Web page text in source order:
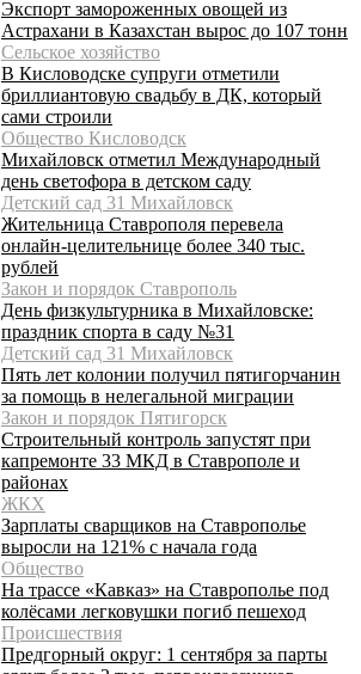
Экспорт замороженных овощей из
Астрахани в Казахстан вырос до 107 тонн
Сельское хозяйство
В Кисловодске супруги отметили
бриллиантовую свадьбу в ДК, который
сами строили
Общество Кисловодск
Михайловск отметил Международный
день светофора в детском саду
Детский сад 31 Михайловск
Жительница Ставрополя перевела
онлайн-целительнице более 340 тыс.
рублей
Закон и порядок Ставрополь
День физкультурника в Михайловске:
праздник спорта в саду №31
Детский сад 31 Михайловск
Пять лет колонии получил пятигорчанин
за помощь в нелегальной миграции
Закон и порядок Пятигорск
Строительный контроль запустят при
капремонте 33 МКД в Ставрополе и
районах
ЖКХ
Зарплаты сварщиков на Ставрополье
выросли на 121% с начала года
Общество
На трассе «Кавказ» на Ставрополье под
колёсами легковушки погиб пешеход
Происшествия
Предгорный округ: 1 сентября за парты